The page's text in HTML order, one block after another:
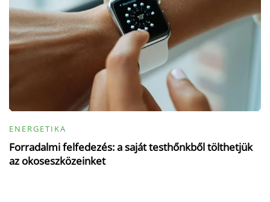
ENERGETIKA
Forradalmi felfedezés: a saját testhőnkből tölthetjük
az okoseszközeinket